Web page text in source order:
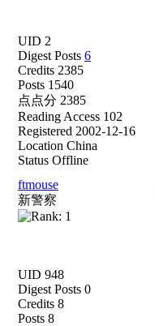
UID 2
Digest Posts 6
Credits 2385
Posts 1540
点点分 2385
Reading Access 102
Registered 2002-12-16
Location China
Status Offline
ftmouse
新警察
UID 948
Digest Posts 0
Credits 8
Posts 8